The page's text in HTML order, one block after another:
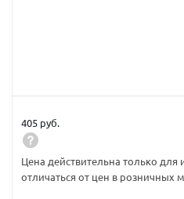
405 руб.
Цена действительна только
отличаться от цен в розничных